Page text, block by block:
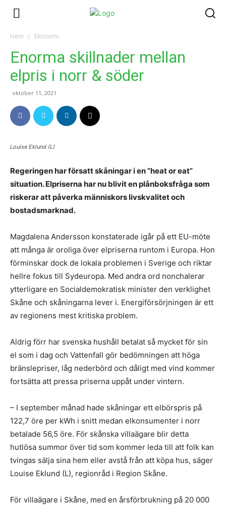
Hem Ekonomi
Enorma skillnader mellan
elpris i norr & söder
oktober 11, 2021
Louise Eklund (L)
Regeringen har försatt skåningar i en ”heat or eat”
situation. Elpriserna har nu blivit en plånboksfråga som
riskerar att påverka människors livskvalitet och
bostadsmarknad.
Magdalena Andersson konstaterade igår på ett EU-möte
att många är oroliga över elpriserna runtom i Europa. Hon
förminskar dock de lokala problemen i Sverige och riktar
hellre fokus till Sydeuropa. Med andra ord nonchalerar
ytterligare en Socialdemokratisk minister den verklighet
Skåne och skåningarna lever i. Energiförsörjningen är ett
av regionens mest kritiska problem.
Aldrig förr har svenska hushåll betalat så mycket för sin
el som i dag och Vattenfall gör bedömningen att höga
bränslepriser, låg nederbörd och dåligt med vind kommer
fortsätta att pressa priserna uppåt under vintern.
– I september månad hade skåningar ett elbörspris på
122,7 öre per kWh i snitt medan elkonsumenter i norr
betalade 56,5 öre. För skånska villaägare blir detta
hutlösa summor över tid som kommer leda till att folk kan
tvingas sälja sina hem eller avstå från att köpa hus, säger
Louise Eklund (L), regionråd i Region Skåne.
För villaägare i Skåne, med en årsförbrukning på 20 000